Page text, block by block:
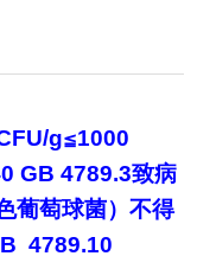
g≦1000
GB 4789.3致病
葡萄球菌）不得
4789.10